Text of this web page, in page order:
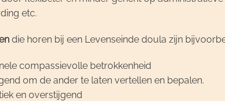
etc.
die horen bij een Levenseinde doula zijn
compassievolle betrokkenheid
om de ander te laten vertellen en bepalen.
en overstijgend